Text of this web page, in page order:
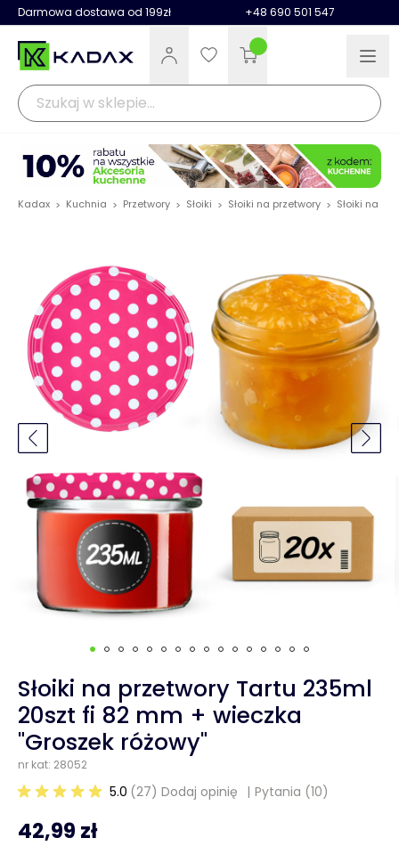
Darmowa dostawa od 199zł +48 690 501 547
Kadax > Kuchnia > Przetwory > Słoiki > Słoiki na przetwory > Słoiki na
Słoiki na przetwory Tartu 235ml
20szt fi 82 mm + wieczka
"Groszek różowy"
nr kat: 28052
5.0 (27) Dodaj opinię Pytania (10)
42,99 zł